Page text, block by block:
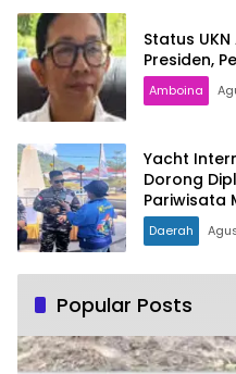
Status
Presiden,
Amboina
Yacht
Dorong
Pariwisata
Daerah
Popular Posts